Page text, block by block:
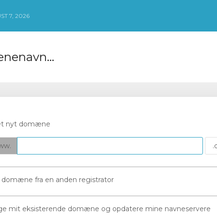
7, 2026
nyt domæne
domæne fra en anden registrator
mit eksisterende domæne og opdatere mine navneservere